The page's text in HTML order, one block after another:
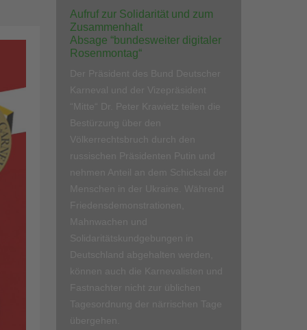
Aufruf zur Solidarität und zum
Zusammenhalt
Absage “bundesweiter digitaler
Rosenmontag“